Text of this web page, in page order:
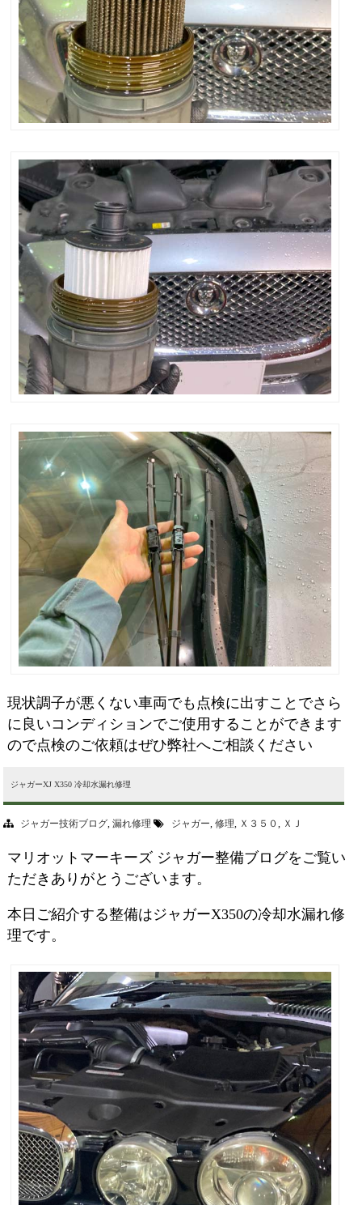
現状調子が悪くない車両でも点検に出すことでさら
に良いコンディションでご使用することができます
ので点検のご依頼はぜひ弊社へご相談ください
ジャガーXJ X350 冷却水漏れ修理
ジャガー技術ブログ,漏れ修理 ジャガー,修理, Ｘ３５０, ＸＪ
マリオットマーキーズ ジャガー整備ブログをご覧い
ただきありがとうございます。
本日ご紹介する整備はジャガーX350の冷却水漏れ修
理です。